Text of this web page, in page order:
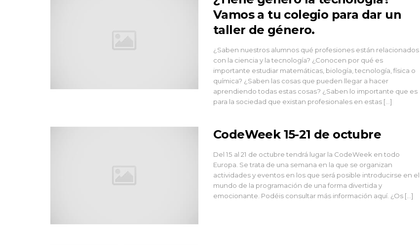
Vamos a tu colegio para dar un
taller de género.
¿Saben nuestros alumnos qué profesiones están relacionados
con la ciencia y la tecnología? ¿Conocen por qué es
importante estudiar matemáticas, biología, tecnología, física o
química? ¿Saben las cosas que pueden llegar a hacer
aprendiendo todas estas cosas? ¿Saben lo importante que es
para la sociedad que existan profesionales en estas […]
CodeWeek 15-21 de octubre
Del 15 al 21 de octubre tendrá lugar la CodeWeek en todo
Europa. Se trata de una semana en la que se organizan
actividades y eventos en los que será posible introducirse en el
mundo de la programación de una forma divertida y
emocionante. Podéis consultar más información aquí. ¿Os […]